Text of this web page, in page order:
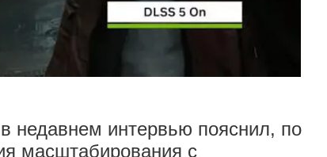
недавнем интервью пояснил, по
масштабирования с